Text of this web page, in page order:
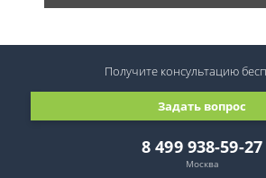
8 499 938-59-27
Москва
Задать вопрос
Получите консультацию